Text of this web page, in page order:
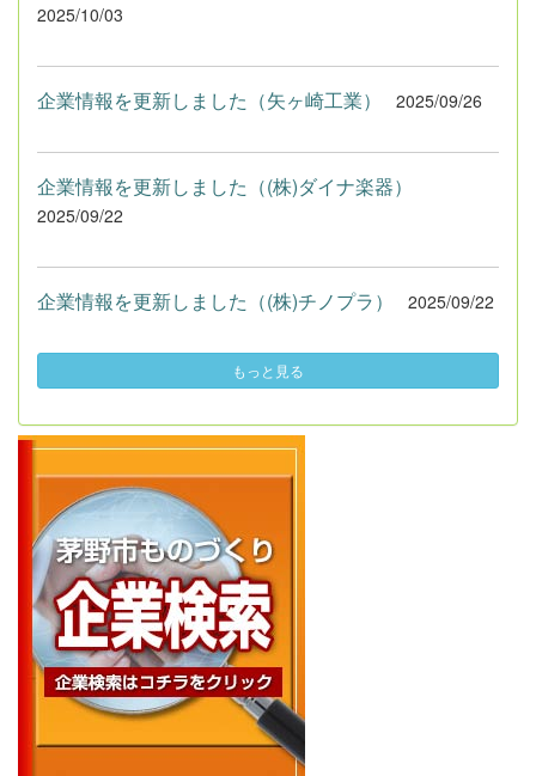
2025/10/03
企業情報を更新しました（矢ヶ崎工業） 2025/09/26
企業情報を更新しました（(株)ダイナ楽器）
2025/09/22
企業情報を更新しました（(株)チノプラ） 2025/09/22
もっと見る